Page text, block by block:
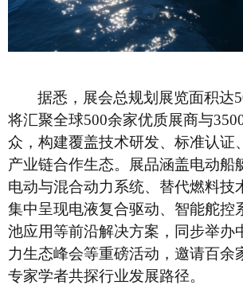
据悉，展会总规划展览面积达
将汇聚全球500余家优质展商与
众，构建覆盖技术研发、标准认证
产业链合作生态。展品涵盖电动船
电动与混合动力系统、替代燃料技
集中呈现电液复合驱动、智能舵控
池应用等前沿解决方案，同步举办
力生态峰会等重磅活动，邀请百余
专家学者共探行业发展路径。